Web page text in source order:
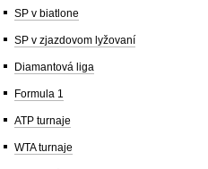
SP v biatlone
SP v zjazdovom lyžovaní
Diamantová liga
Formula 1
ATP turnaje
WTA turnaje